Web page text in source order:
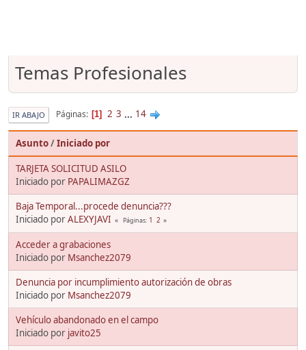
Temas Profesionales
IR ABAJO Páginas 1 2 3 ... 14
Asunto/Iniciado por
TARJETA SOLICITUD ASILO
Iniciado por PAPALIMAZGZ
Baja Temporal...procede denuncia???
Iniciado porALEXYJAVI Páginas 1 2
Acceder a grabaciones
Iniciado por Msanchez2079
Denuncia por incumplimiento autorización de obras
Iniciado por Msanchez2079
Vehículo abandonado en el campo
Iniciado por javito25